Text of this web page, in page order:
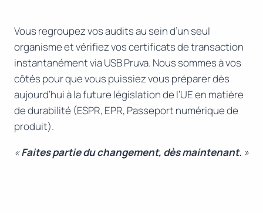
Vous regroupez vos audits au sein d’un seul
organisme et vérifiez vos certificats de transaction
instantanément via USB Pruva. Nous sommes à vos
côtés pour que vous puissiez vous préparer dès
aujourd’hui à la future législation de l’UE en matière
de durabilité (ESPR, EPR, Passeport numérique de
produit).
«Faites partie du changement, dès maintenant. »